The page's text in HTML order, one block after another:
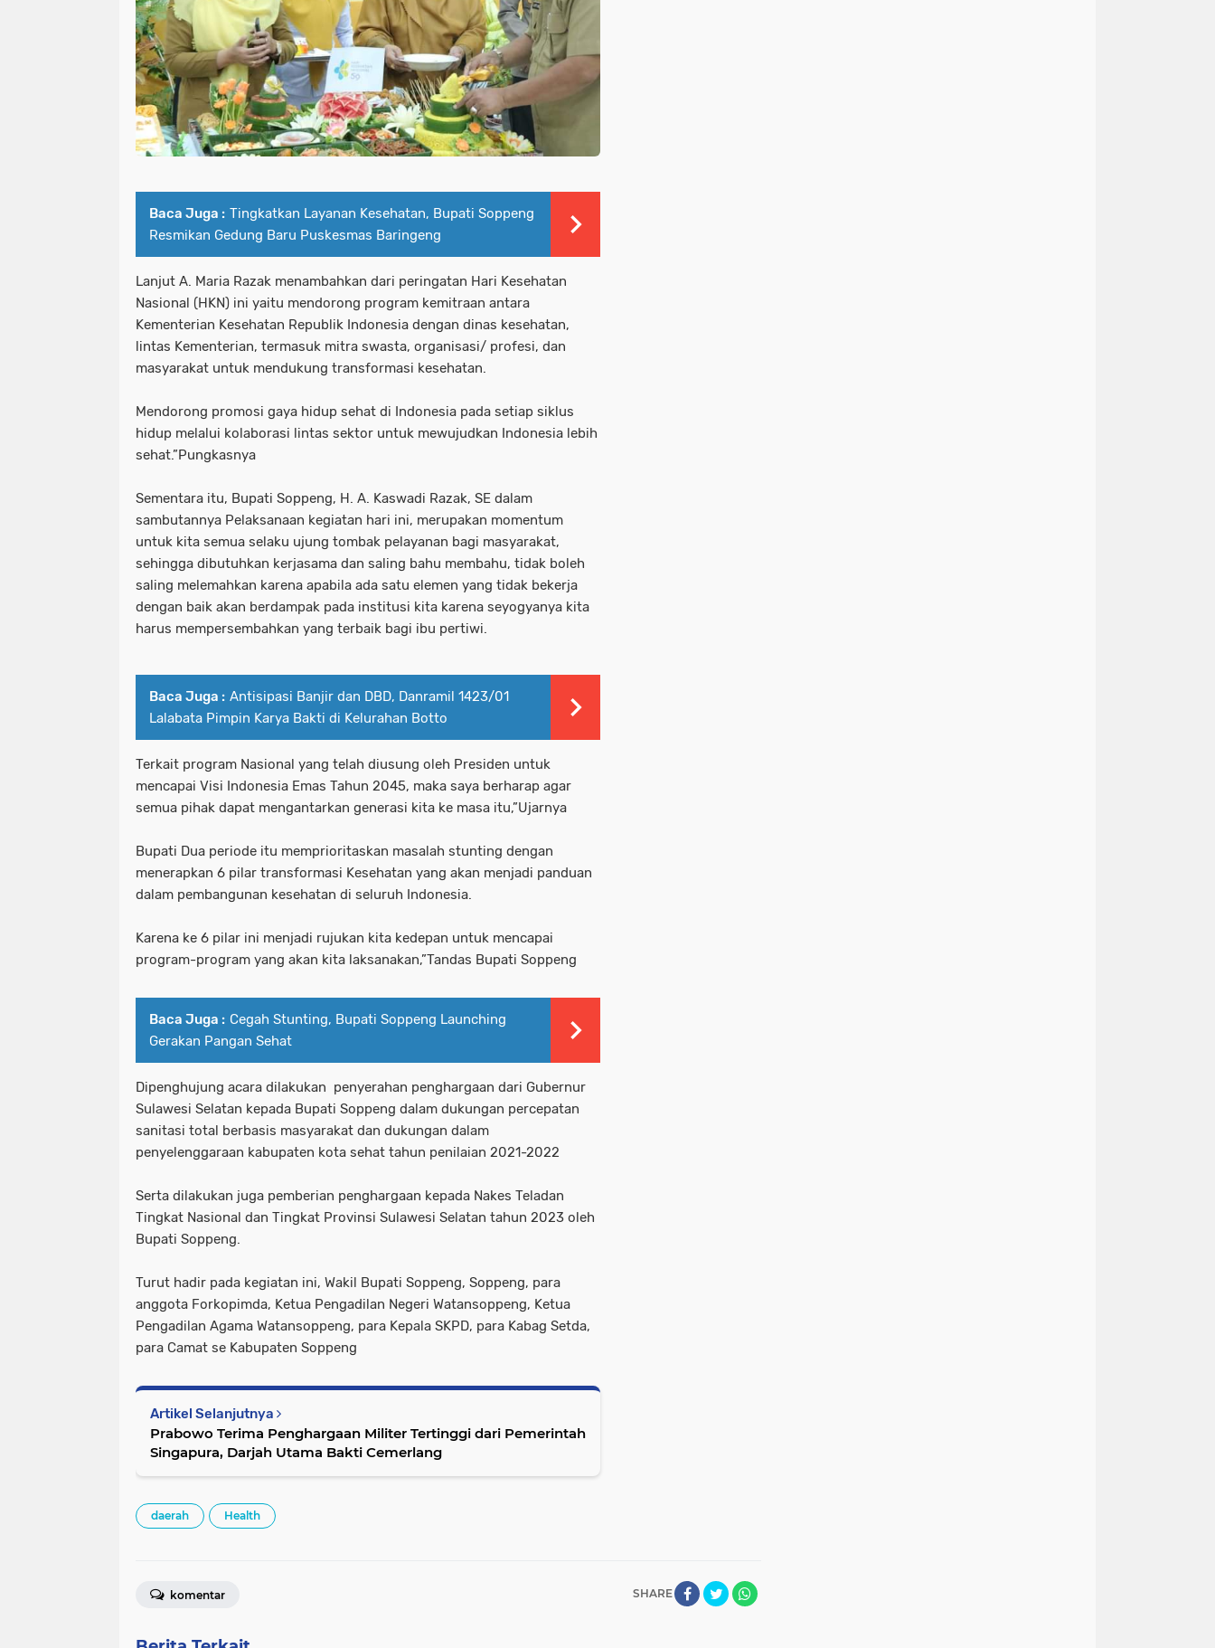
Baca Juga : Tingkatkan Layanan Kesehatan, Bupati Soppeng
Resmikan Gedung Baru Puskesmas Baringeng
Lanjut A. Maria Razak menambahkan dari peringatan Hari Kesehatan
Nasional (HKN) ini yaitu mendorong program kemitraan antara
Kementerian Kesehatan Republik Indonesia dengan dinas kesehatan,
lintas Kementerian, termasuk mitra swasta, organisasi/ profesi, dan
masyarakat untuk mendukung transformasi kesehatan.
Mendorong promosi gaya hidup sehat di Indonesia pada setiap siklus
hidup melalui kolaborasi lintas sektor untuk mewujudkan Indonesia lebih
sehat.”Pungkasnya
Sementara itu, Bupati Soppeng, H. A. Kaswadi Razak, SE dalam
sambutannya Pelaksanaan kegiatan hari ini, merupakan momentum
untuk kita semua selaku ujung tombak pelayanan bagi masyarakat,
sehingga dibutuhkan kerjasama dan saling bahu membahu, tidak boleh
saling melemahkan karena apabila ada satu elemen yang tidak bekerja
dengan baik akan berdampak pada institusi kita karena seyogyanya kita
harus mempersembahkan yang terbaik bagi ibu pertiwi.
Baca Juga : Antisipasi Banjir dan DBD, Danramil 1423/01
Lalabata Pimpin Karya Bakti di Kelurahan Botto
Terkait program Nasional yang telah diusung oleh Presiden untuk
mencapai Visi Indonesia Emas Tahun 2045, maka saya berharap agar
semua pihak dapat mengantarkan generasi kita ke masa itu,”Ujarnya
Bupati Dua periode itu memprioritaskan masalah stunting dengan
menerapkan 6 pilar transformasi Kesehatan yang akan menjadi panduan
dalam pembangunan kesehatan di seluruh Indonesia.
Karena ke 6 pilar ini menjadi rujukan kita kedepan untuk mencapai
program-program yang akan kita laksanakan,”Tandas Bupati Soppeng
Baca Juga : Cegah Stunting, Bupati Soppeng Launching
Gerakan Pangan Sehat
Dipenghujung acara dilakukan penyerahan penghargaan dari Gubernur
Sulawesi Selatan kepada Bupati Soppeng dalam dukungan percepatan
sanitasi total berbasis masyarakat dan dukungan dalam
penyelenggaraan kabupaten kota sehat tahun penilaian 2021-2022
Serta dilakukan juga pemberian penghargaan kepada Nakes Teladan
Tingkat Nasional dan Tingkat Provinsi Sulawesi Selatan tahun 2023 oleh
Bupati Soppeng.
Turut hadir pada kegiatan ini, Wakil Bupati Soppeng, Soppeng, para
anggota Forkopimda, Ketua Pengadilan Negeri Watansoppeng, Ketua
Pengadilan Agama Watansoppeng, para Kepala SKPD, para Kabag Setda,
para Camat se Kabupaten Soppeng
Artikel Selanjutnya
Prabowo Terima Penghargaan Militer Tertinggi dari Pemerintah
Singapura, Darjah Utama Bakti Cemerlang
daerah Health
SHARE
komentar